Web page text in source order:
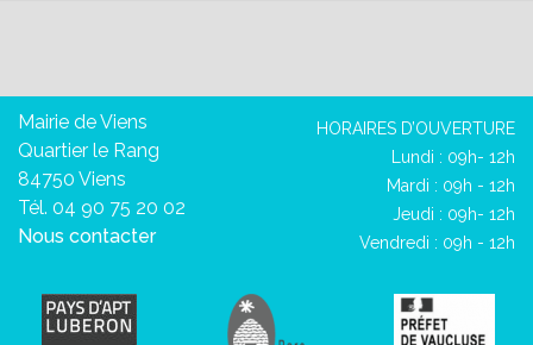
Mairie de Viens
Quartier le Rang
84750 Viens
Tél. 04 90 75 20 02
Nous contacter
HORAIRES D’OUVERTURE
Lundi : 09h- 12h
Mardi : 09h - 12h
Jeudi : 09h- 12h
Vendredi : 09h - 12h